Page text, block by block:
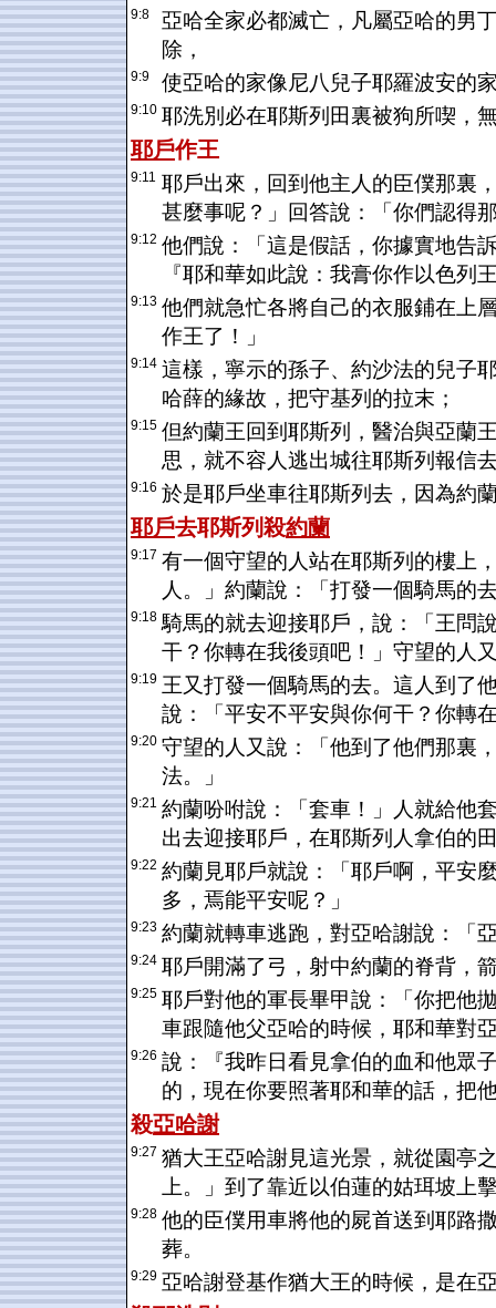
9:8
亞哈全家必都滅亡，凡屬亞哈的男
除，
9:9 使亞哈的家像尼八兒子耶羅波安的
9:10 耶洗別必在耶斯列田裏被狗所喫，
耶戶作王
9:11 耶戶出來，回到他主人的臣僕那裏
甚麼事呢？」回答說：「你們認得
9:12 他們說：「這是假話，你據實地告
『耶和華如此說：我膏你作以色列
9:13 他們就急忙各將自己的衣服鋪在上
作王了！」
9:14 這樣，寧示的孫子、約沙法的兒子
哈薛的緣故，把守基列的拉末；
9:15 但約蘭王回到耶斯列，醫治與亞蘭
思，就不容人逃出城往耶斯列報信
9:16 於是耶戶坐車往耶斯列去，因為約
耶戶去耶斯列殺約蘭
9:17 有一個守望的人站在耶斯列的樓上
人。」約蘭說：「打發一個騎馬的
9:18 騎馬的就去迎接耶戶，說：「王問
干？你轉在我後頭吧！」守望的人
9:19 王又打發一個騎馬的去。這人到了
說：「平安不平安與你何干？你轉
9:20 守望的人又說：「他到了他們那裏
法。」
9:21 約蘭吩咐說：「套車！」人就給他
出去迎接耶戶，在耶斯列人拿伯的
9:22 約蘭見耶戶就說：「耶戶啊，平安
多，焉能平安呢？」
9:23 約蘭就轉車逃跑，對亞哈謝說：「
9:24 耶戶開滿了弓，射中約蘭的脊背，
9:25 耶戶對他的軍長畢甲說：「你把他
車跟隨他父亞哈的時候，耶和華對
9:26 說：『我昨日看見拿伯的血和他眾
的，現在你要照著耶和華的話，把
殺亞哈謝
9:27 猶大王亞哈謝見這光景，就從園亭
上。」到了靠近以伯蓮的姑珥坡上
9:28 他的臣僕用車將他的屍首送到耶路
葬。
9:29 亞哈謝登基作猶大王的時候，是在